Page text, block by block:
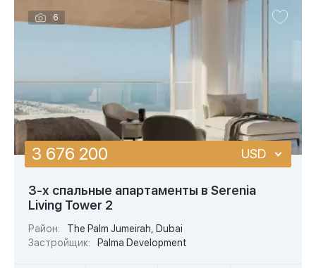
6
3-х спальные апартаменты в Serenia
Living Tower 2
Район:
The Palm Jumeirah, Dubai
Застройщик:
Palma Development
3 676 200 USD
USD